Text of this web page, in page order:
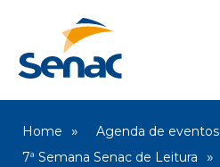
Home Agenda de eventos
7ª Semana Senac de Leitura